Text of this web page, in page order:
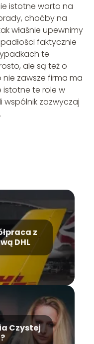
istotne warto na
choćby na
właśnie upewnimy
faktycznie
te
ale są też o
zawsze firma ma
istotne te role w
wspólnik zazwyczaj
z
DHL
Czystej